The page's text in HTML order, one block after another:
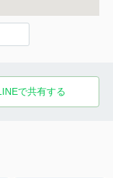
で共有する